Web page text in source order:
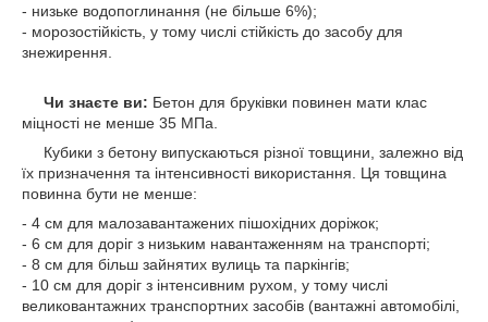
- низьке водопоглинання (не більше 6%);
- морозостійкість, у тому числі стійкість до засобу для
знежирення.
Чи знаєте ви: Бетон для бруківки повинен мати клас
міцності не менше 35 МПа.
Кубики з бетону випускаються різної товщини, залежно від
їх призначення та інтенсивності використання. Ця товщина
повинна бути не менше:
- 4 см для малозавантажених пішохідних доріжок;
- 6 см для доріг з низьким навантаженням на транспорті;
- 8 см для більш зайнятих вулиць та паркінгів;
- 10 см для доріг з інтенсивним рухом, у тому числі
великовантажних транспортних засобів (вантажні автомобілі,